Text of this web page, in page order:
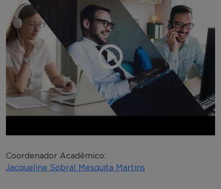
Coordenador Acadêmico:
Jacqueline Sobral Mesquita Martins